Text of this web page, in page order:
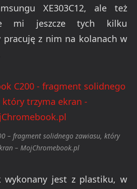
XE303C12, ale też
mi jeszcze tych kilku
z nim na kolanach w
– fragment solidnego zawiasu, który
– MojChromebook.pl
wykonany jest z plastiku, w